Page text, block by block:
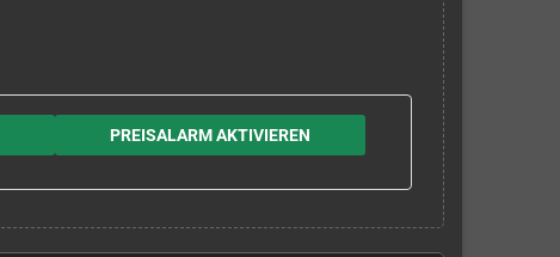
PREISALARM AKTIVIEREN